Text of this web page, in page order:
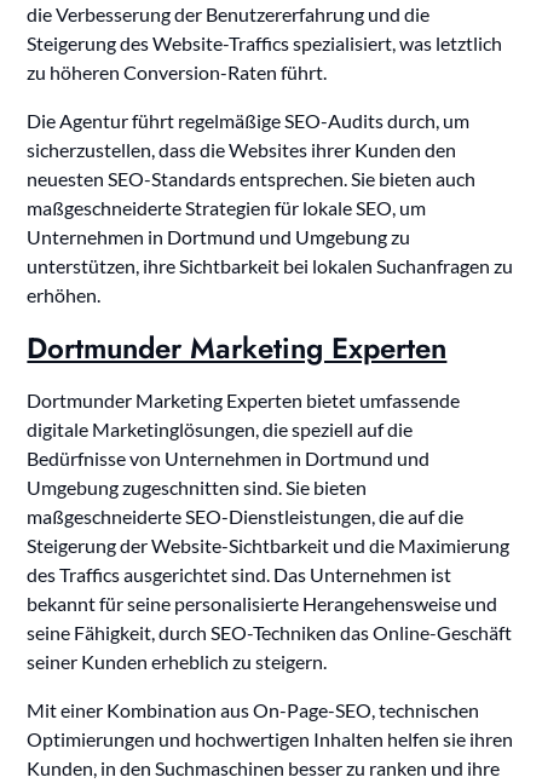
die Verbesserung der Benutzererfahrung und die
Steigerung des Website-Traffics spezialisiert, was letztlich
zu höheren Conversion-Raten führt.
Die Agentur führt regelmäßige SEO-Audits durch, um
sicherzustellen, dass die Websites ihrer Kunden den
neuesten SEO-Standards entsprechen. Sie bieten auch
maßgeschneiderte Strategien für lokale SEO, um
Unternehmen in Dortmund und Umgebung zu
unterstützen, ihre Sichtbarkeit bei lokalen Suchanfragen zu
erhöhen.
Dortmunder Marketing Experten
Dortmunder Marketing Experten bietet umfassende
digitale Marketinglösungen, die speziell auf die
Bedürfnisse von Unternehmen in Dortmund und
Umgebung zugeschnitten sind. Sie bieten
maßgeschneiderte SEO-Dienstleistungen, die auf die
Steigerung der Website-Sichtbarkeit und die Maximierung
des Traffics ausgerichtet sind. Das Unternehmen ist
bekannt für seine personalisierte Herangehensweise und
seine Fähigkeit, durch SEO-Techniken das Online-Geschäft
seiner Kunden erheblich zu steigern.
Mit einer Kombination aus On-Page-SEO, technischen
Optimierungen und hochwertigen Inhalten helfen sie ihren
Kunden, in den Suchmaschinen besser zu ranken und ihre